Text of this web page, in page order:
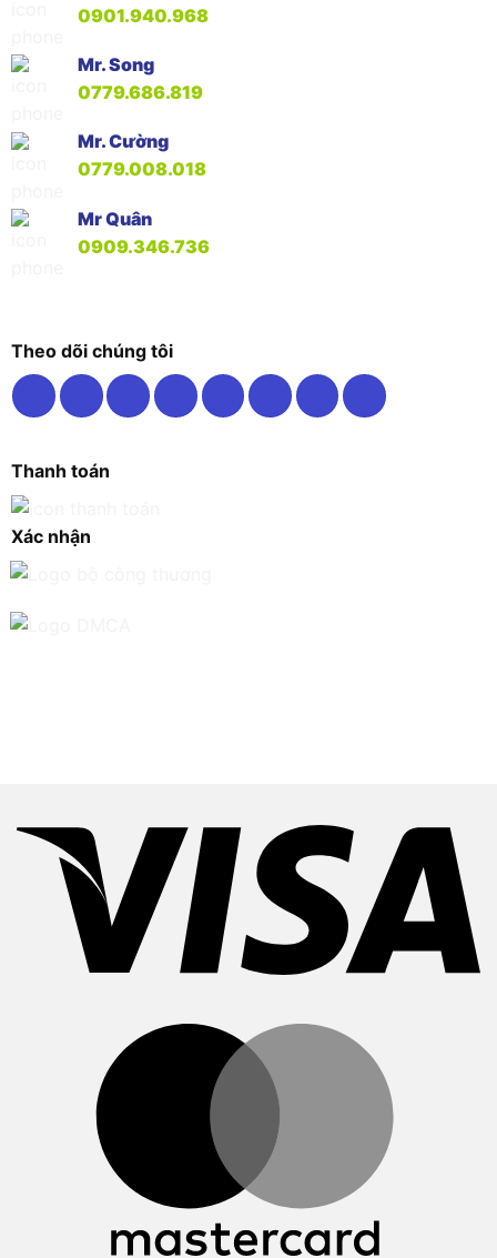
0901.940.968
Mr. Song
0779.686.819
Mr. Cường
0779.008.018
Mr Quân
0909.346.736
Theo dõi chúng tôi
Thanh toán
Xác nhận